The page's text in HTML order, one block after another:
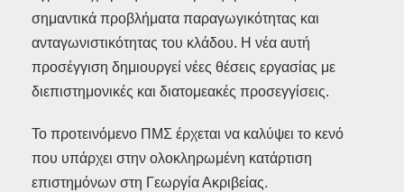
σημαντικά προβλήματα παραγωγικότητας και
ανταγωνιστικότητας του κλάδου. Η νέα αυτή
προσέγγιση δημιουργεί νέες θέσεις εργασίας με
διεπιστημονικές και διατομεακές προσεγγίσεις.
Το προτεινόμενο ΠΜΣ έρχεται να καλύψει το κενό
που υπάρχει στην ολοκληρωμένη κατάρτιση
επιστημόνων στη Γεωργία Ακριβείας.